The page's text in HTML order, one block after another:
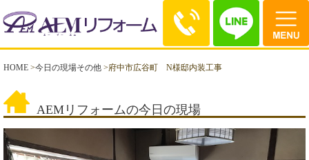
HOME >今日の現場その他 >府中市広谷町 N様邸内装工事
AEMリフォームの今日の現場